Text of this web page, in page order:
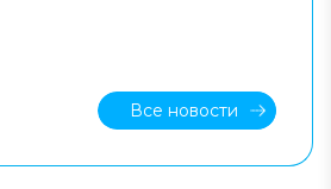
Все новости